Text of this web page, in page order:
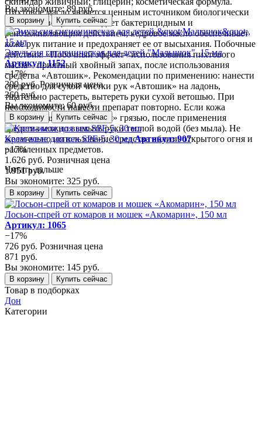
Пихтовое масло является ценным источником биологически
активных веществ, обладает бактерицидным и
ранозаживляющим действием; кедровое масло обеспечивает
коже рук питание и предохраняет ее от высыхания. Побочные
действия: «Побочный эффект» использования пихтового
масла – приятный хвойный запах, после использования
средства «Автошик». Рекомендации по применению: нанести
средство для сухой чистки рук «Автошик» на ладонь,
тщательно растереть, вытереть руки сухой ветошью. При
необходимости нанести препарат повторно. Если кожа
загрубевшая, с «въевшейся» грязью, после применения
средства можно вымыть руки теплой водой (без мыла). Не
желательно использование средства вблизи открытого огня и
раскаленных предметов.
Читать дальше
Вы экономите: 89 руб.
В корзину Купить сейчас
Эмульсия гигиеническая для детей "Малышок", 15 мл
Артикул: 1152
−17%
300 руб.Розничная цена
360 руб.
Вы экономите: 60 руб.
В корзину Купить сейчас
Крем-желе для век SPF-5, 30 мл Артикул: 907
−17%
1.626 руб. Розничная цена
1.951 руб.
Вы экономите: 325 руб.
В корзину Купить сейчас
Лосьон-спрей от комаров и мошек «Акомарин», 150 мл
Артикул: 1065
−17%
726 руб. Розничная цена
871 руб.
Вы экономите: 145 руб.
В корзину Купить сейчас
Товар в подборках
Дон
Категории